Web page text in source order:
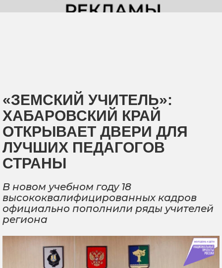
«ЗЕМСКИЙ УЧИТЕЛЬ»:
ХАБАРОВСКИЙ КРАЙ
ОТКРЫВАЕТ ДВЕРИ ДЛЯ
ЛУЧШИХ ПЕДАГОГОВ
СТРАНЫ
В новом учебном году 18
высококвалифицированных кадров
официально пополнили ряды учителей
региона